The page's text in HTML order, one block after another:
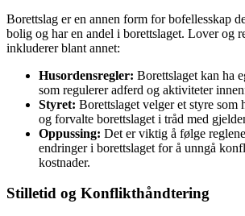
Borettslag er en annen form for bofellesskap
bolig og har en andel i borettslaget. Lover og
inkluderer blant annet:
Husordensregler: Borettslaget kan ha
som regulerer adferd og aktiviteter
Styret: Borettslaget velger et styre som
og forvalte borettslaget i tråd med
Oppussing: Det er viktig å følge
endringer i borettslaget for å unngå
kostnader.
Stilletid og Konflikthåndtering